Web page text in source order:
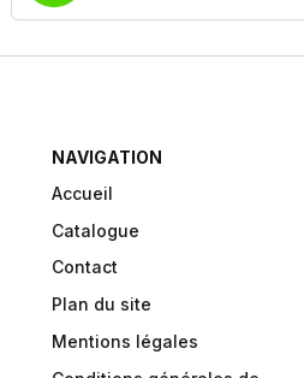
NAVIGATION
Accueil
Catalogue
Contact
Plan du site
Mentions légales